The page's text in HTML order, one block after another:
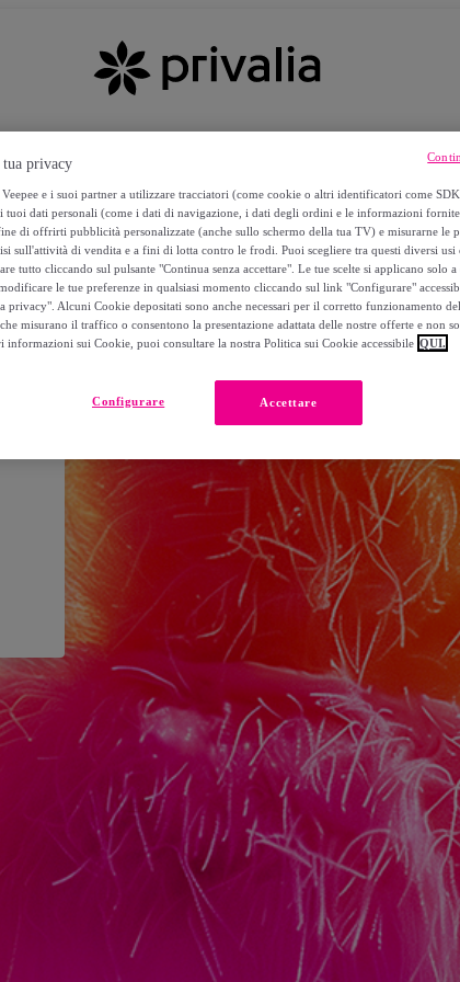
tua privacy
e i suoi partner a utilizzare tracciatori (come cookie o altri identificatori come
tuoi dati personali (come i dati di navigazione, i dati degli ordini e le informazioni
di offrirti pubblicità personalizzate (anche sullo schermo della tua TV) e misurarne le
sull'attività di vendita e a fini di lotta contro le frodi. Puoi scegliere tra questi diversi usi
tutto cliccando sul pulsante "Continua senza accettare". Le tue scelte si applicano solo a
le tue preferenze in qualsiasi momento cliccando sul link "Configurare"
Alcuni Cookie depositati sono anche necessari per il corretto funzionamento
misurano il traffico o consentono la presentazione adattata delle nostre offerte e non
informazioni sui Cookie, puoi consultare la nostra Politica sui Cookie accessibile QUI.
Accettare
Configurare